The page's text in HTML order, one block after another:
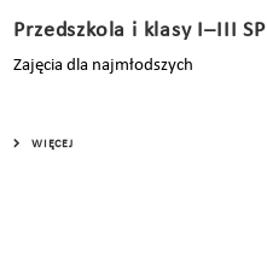
Przedszkola i klasy I–III SP
Zajęcia dla najmłodszych
WIĘCEJ